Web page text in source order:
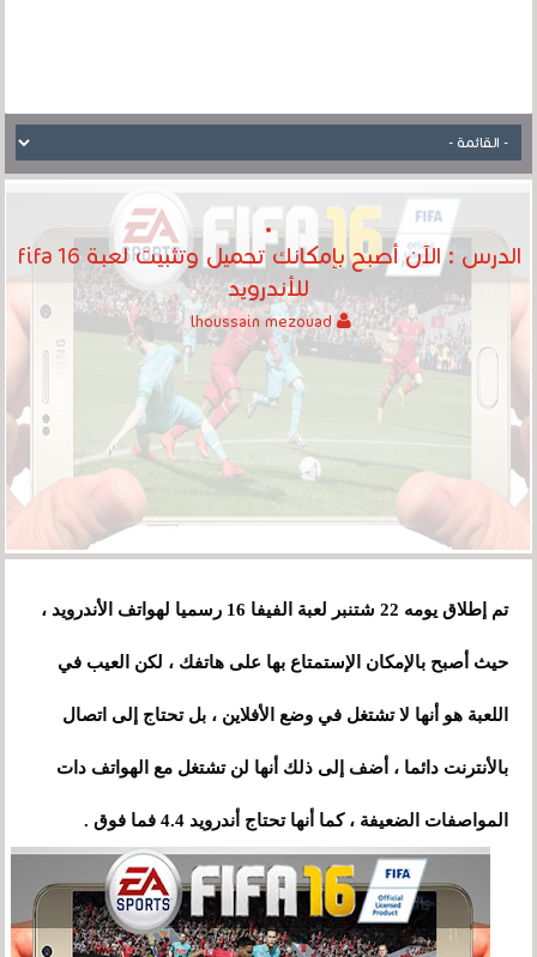
الدرس : الآن أصبح بإمكانك تحميل وتثبيت لعبة fifa 16
للأندرويد
تم إطلاق يومه 22 شتنبر لعبة الفيفا 16 رسميا لهواتف الأندرويد ،
حيث أصبح بالإمكان لإستمتاع بها على هاتفك ، لكن العيب في
اللعبة هو أنها لا تشتغل في وضع الأفلاين ، بل تحتاج إلى اتصال
بالأنترنت دائما ، أضف إلى ذلك أنها لن تشتغل مع الهواتف دات
المواصفات الضعيفة ، كما أنها تحتاج أندرويد 4.4 فما فوق .